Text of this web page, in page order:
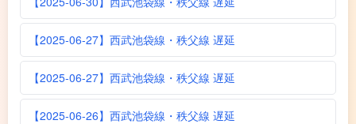
【2025-06-27】西武池袋線・秩父線 遅延
【2025-06-27】西武池袋線・秩父線 遅延
【2025-06-26】西武池袋線・秩父線 遅延